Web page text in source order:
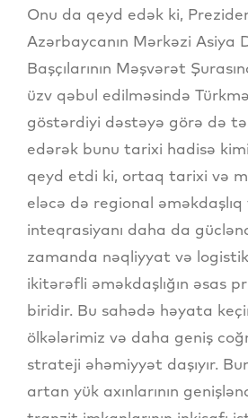
Onu da qeyd edək ki,
Azərbaycanın Mərkəzi Asiya
Başçılarının Məşvərət
üzv qəbul edilməsində
göstərdiyi dəstəyə görə də
edərək bunu tarixi hadisə
qeyd etdi ki, ortaq tarixi və
eləcə də regional
inteqrasiyanı daha da
zamanda nəqliyyat və
ikitərəfli əməkdaşlığın əsas
biridir. Bu sahədə həyata
ölkələrimiz və daha geniş
strateji əhəmiyyət daşıyır.
artan yük axınlarının